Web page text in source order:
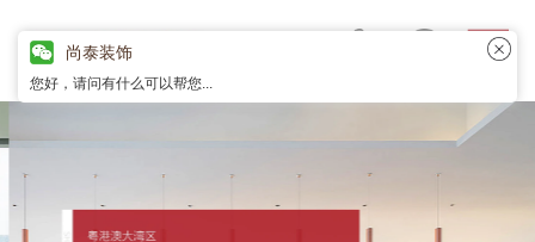
尚泰装饰
您好，请问有什么可以帮您...